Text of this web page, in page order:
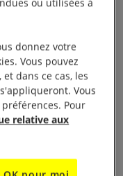
ou utilisées à
donnez votre
Vous pouvez
dans ce cas, les
Vous
Pour
relative aux